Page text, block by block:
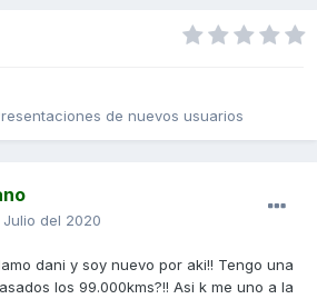
de nuevos usuarios
Julio del 2020
dani y soy nuevo por aki!! Tengo una
los 99.000kms?!! Asi k me uno a la